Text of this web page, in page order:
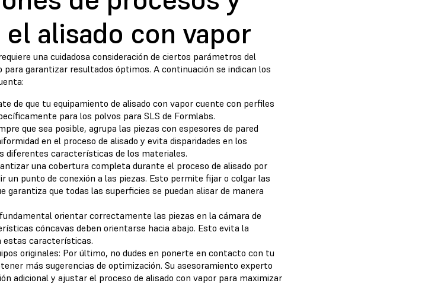
alisado con vapor
una cuidadosa consideración de ciertos parámetros del
garantizar resultados óptimos. A continuación se indican los
de que tu equipamiento de alisado con vapor cuente con perfiles
para los polvos para SLS de Formlabs.
que sea posible, agrupa las piezas con espesores de pared
en el proceso de alisado y evita disparidades en los
diferentes características de los materiales.
una cobertura completa durante el proceso de alisado por
un punto de conexión a las piezas. Esto permite fijar o colgar las
garantiza que todas las superficies se puedan alisar de manera
orientar correctamente las piezas en la cámara de
cóncavas deben orientarse hacia abajo. Esto evita la
estas características.
originales: Por último, no dudes en ponerte en contacto con tu
más sugerencias de optimización. Su asesoramiento experto
adicional y ajustar el proceso de alisado con vapor para maximizar